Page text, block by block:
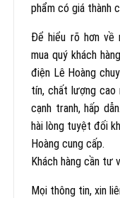
phẩm có giá thành
Để hiểu rõ hơn về
mua quý khách
điện Lê Hoàng
tín, chất lượng cao
cạnh tranh, hấp
hài lòng tuyệt đối
Hoàng cung cấp.
Khách hàng cần tư
Mọi thông tin, xin